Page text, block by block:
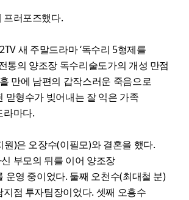
프러포즈했다.
새 주말드라마 ‘독수리 5형제를
통의 양조장 독수리술도가의 개성 만점
만에 남편의 갑작스러운 죽음으로
맏형수가 빚어내는 잘 익은 가족
라마다.
원)은 오장수(이필모)와 결혼을 했다.
부모의 뒤를 이어 양조장
운영 중이었다. 둘째 오천수(최대철 분)
지점 투자팀장이었다. 셋째 오흥수